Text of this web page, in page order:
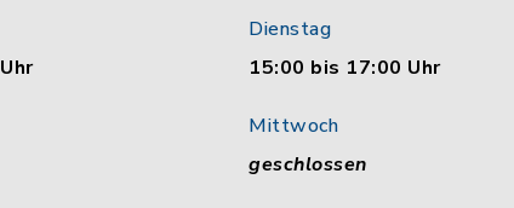
Dienstag
15:00 bis 17:00 Uhr
Mittwoch
geschlossen